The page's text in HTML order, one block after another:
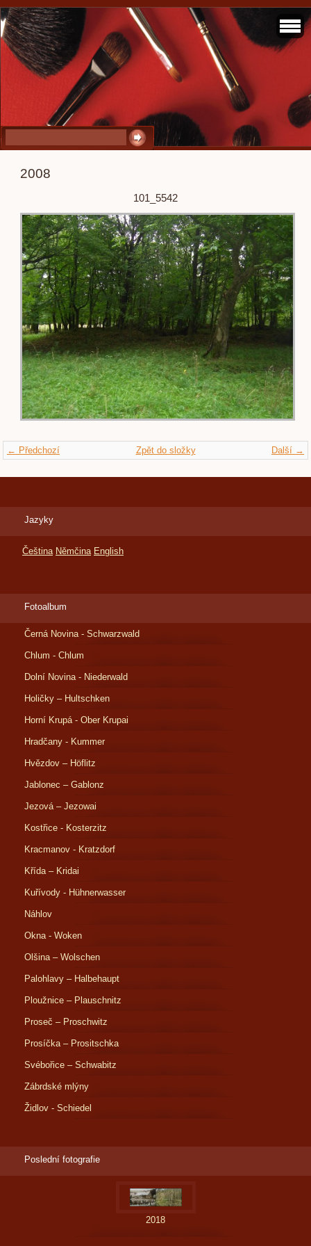
2008
101_5542
← Předchozí Další →
Zpět do složky
Jazyky
Čeština Němčina English
Fotoalbum
Černá Novina - Schwarzwald
Chlum - Chlum
Dolní Novina - Niederwald
Holičky – Hultschken
Horní Krupá - Ober Krupai
Hradčany - Kummer
Hvězdov – Höflitz
Jablonec – Gablonz
Jezová – Jezowai
Kostřice - Kosterzitz
Kracmanov - Kratzdorf
Křída – Kridai
Kuřívody - Hühnerwasser
Náhlov
Okna - Woken
Olšina – Wolschen
Palohlavy – Halbehaupt
Ploužnice – Plauschnitz
Proseč – Proschwitz
Prosíčka – Prositschka
Svébořice – Schwabitz
Zábrdské mlýny
Židlov - Schiedel
Poslední fotografie
2018